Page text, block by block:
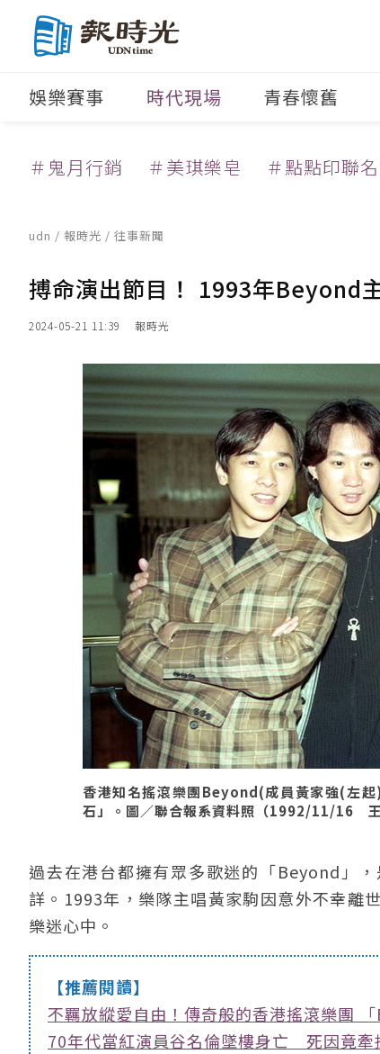
娛樂賽事 時代現場 青春懷舊
＃鬼月行銷 ＃美琪樂皂 ＃點點印聯
udn / 報時光 / 往事新聞
搏命演出節目！ 1993年Beyond
2024-05-21 11:39 報時光
香港知名搖滾樂團Beyond(成員黃家強(左
石」。圖／聯合報系資料照（1992/11/16 王
過去在港台都擁有眾多歌迷的「Beyond」
詳。1993年，樂隊主唱黃家駒因意外不幸離
樂迷心中。
【推薦閱讀】
不羈放縱愛自由！傳奇般的香港搖滾樂團 「
70年代當紅演員谷名倫墜樓身亡 死因竟